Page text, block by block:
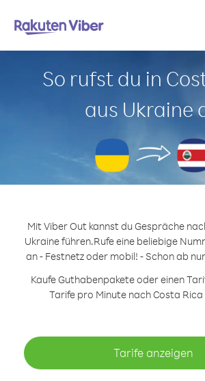
So rufst du in
aus Ukraine
Mit Viber Out kannst du Gespräche
Ukraine führen.Rufe eine beliebige
an - Festnetz oder mobil! - Schon ab
Kaufe Guthabenpakete oder einen
Tarife pro Minute nach Costa Rica
Tarife anzeigen